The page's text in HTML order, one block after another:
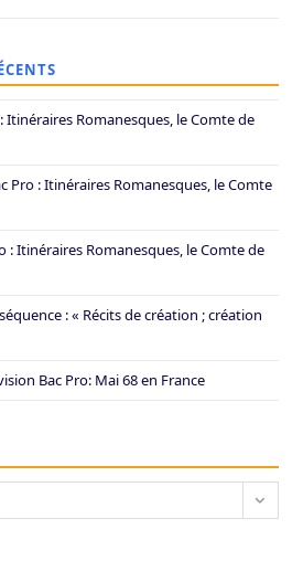
Itinéraires Romanesques, le Comte de
Pro : Itinéraires Romanesques, le Comte
: Itinéraires Romanesques, le Comte de
: « Récits de création ; création
Bac Pro: Mai 68 en France